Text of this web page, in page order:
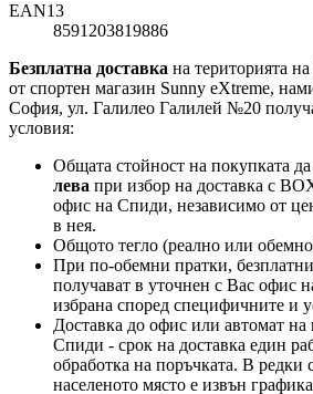
EAN13
8591203819886
Безплатна доставка на територията
от спортен магазин Sunny eXtreme,
София, ул. Галилео Галилей №20
условия:
Общата стойност на покупката
лева при избор на доставка с
офис на Спиди, независимо от
в нея.
Общото тегло (реално или
При по-обемни пратки,
получават в уточнен с Вас офис
избрана според специфичните и
Доставка до офис или автомат
Спиди - срок на доставка един
обработка на поръчката. В редки
населеното място е извън